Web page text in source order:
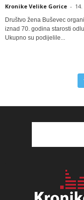
Kronike Velike Gorice -
Društvo žena Buševec
iznad 70. godina starosti
Ukupno su podijelile...